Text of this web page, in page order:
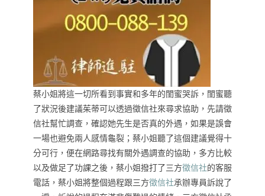
蔡小姐將這一切所看到事實和多年的閨蜜哭訴，閨蜜聽
了狀況後建議茱蒂可以透過徵信社來尋求協助，先請徵
信社幫忙調查，確認她先生是否真的外遇，如果是誤會
一場也避免兩人感情龜裂；蔡小姐聽了這個建議覺得十
分可行，便在網路尋找有關外遇調查的協助，多方比較
以及做足了功課之後，蔡小姐撥打了三方徵信社的客服
電話，蔡小姐將整個過程跟三方徵信社承辦專員訴說了